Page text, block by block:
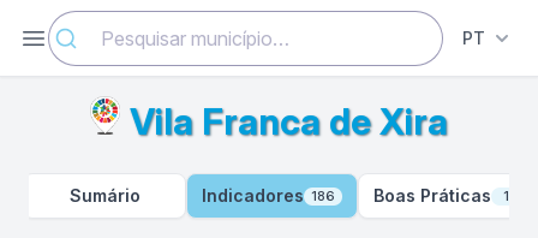
Abrir menu PT
Vila Franca de Xira
Sumário Indicadores 186 Boas Práticas 11